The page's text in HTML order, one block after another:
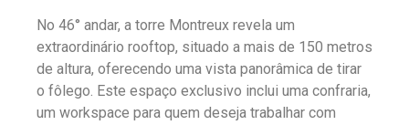
No 46° andar, a torre Montreux revela um
extraordinário rooftop, situado a mais de 150 metros
de altura, oferecendo uma vista panorâmica de tirar
o fôlego. Este espaço exclusivo inclui uma confraria,
um workspace para quem deseja trabalhar com